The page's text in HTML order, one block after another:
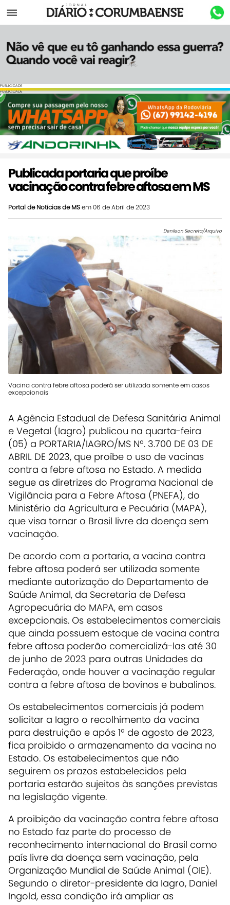
Menu
PUBLICIDADE
PUBLICIDADE
Publicada portaria que proíbe
vacinação contra febre aftosa em MS
Portal de Notícias de MSem 06 de Abril de 2023
Denilson Secreta/Arquivo
Vacina contra febre aftosa poderá ser utilizada somente em casos
excepcionais
A Agência Estadual de Defesa Sanitária Animal
e Vegetal (Iagro) publicou na quarta-feira
(05) a PORTARIA/IAGRO/MS Nº. 3.700 DE 03 DE
ABRIL DE 2023, que proíbe o uso de vacinas
contra a febre aftosa no Estado. A medida
segue as diretrizes do Programa Nacional de
Vigilância para a Febre Aftosa (PNEFA), do
Ministério da Agricultura e Pecuária (MAPA),
que visa tornar o Brasil livre da doença sem
vacinação.
De acordo com a portaria, a vacina contra
febre aftosa poderá ser utilizada somente
mediante autorização do Departamento de
Saúde Animal, da Secretaria de Defesa
Agropecuária do MAPA, em casos
excepcionais. Os estabelecimentos comerciais
que ainda possuem estoque de vacina contra
febre aftosa poderão comercializá-las até 30
de junho de 2023 para outras Unidades da
Federação, onde houver a vacinação regular
contra a febre aftosa de bovinos e bubalinos.
Os estabelecimentos comerciais já podem
solicitar a Iagro o recolhimento da vacina
para destruição e após 1º de agosto de 2023,
fica proibido o armazenamento da vacina no
Estado. Os estabelecimentos que não
seguirem os prazos estabelecidos pela
portaria estarão sujeitos às sanções previstas
na legislação vigente.
A proibição da vacinação contra febre aftosa
no Estado faz parte do processo de
reconhecimento internacional do Brasil como
país livre da doença sem vacinação, pela
Organização Mundial de Saúde Animal (OIE).
Segundo o diretor-presidente da Iagro, Daniel
Ingold, essa condição irá ampliar as